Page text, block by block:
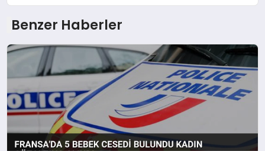
Benzer Haberler